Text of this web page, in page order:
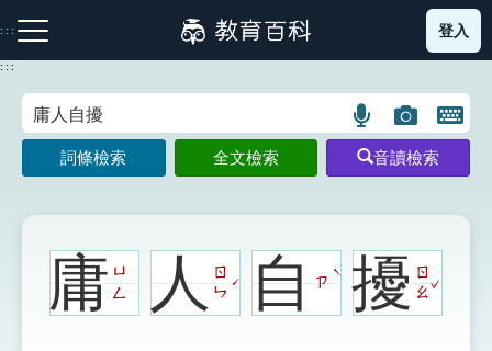
到
主
:::
注音索引圖示 筆畫索引圖示 部首索引表圖示
登入
:::
語
言
搜
示
圖
片
搜
示
開
鍵
圖
詞條檢索 全文檢索 音讀檢索
庸ㄩ
ㄥ
人ㄖ
ㄣ
ˊ 自ㄗ
ˋ 擾ㄖ
ㄠ
ˇ